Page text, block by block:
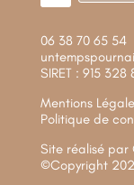
06 38 70 65 54
SIRET : 915 328
Mentions
Politique de
Site réalisé par
©Copyright